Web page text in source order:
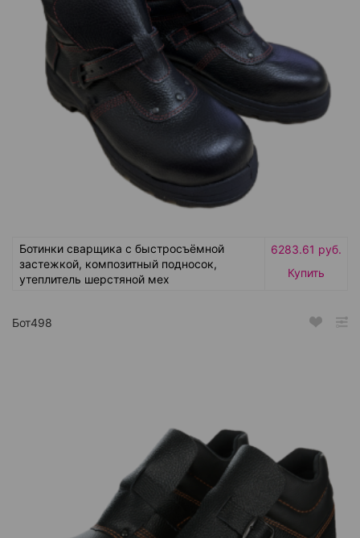
Ботинки сварщика с быстросъёмной
застежкой, композитный подносок,
утеплитель шерстяной мех
6283.61 руб.
Купить
Бот498